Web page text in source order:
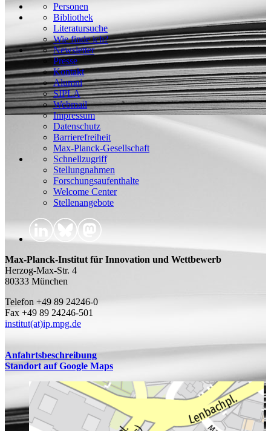
Personen
Bibliothek
Literatursuche
Wie finde ich?
Newsletter
Presse
Kontakt
Alumni
SIPLA
Webmail
Impressum
Datenschutz
Barrierefreiheit
Max-Planck-Gesellschaft
Schnellzugriff
Stellungnahmen
Forschungsaufenthalte
Welcome Center
Stellenangebote
Max-Planck-Institut für Innovation und Wettbewerb
Herzog-Max-Str. 4
80333 München
Telefon +49 89 24246-0
Fax +49 89 24246-501
institut(at)ip.mpg.de
Anfahrtsbeschreibung
Standort auf Google Maps